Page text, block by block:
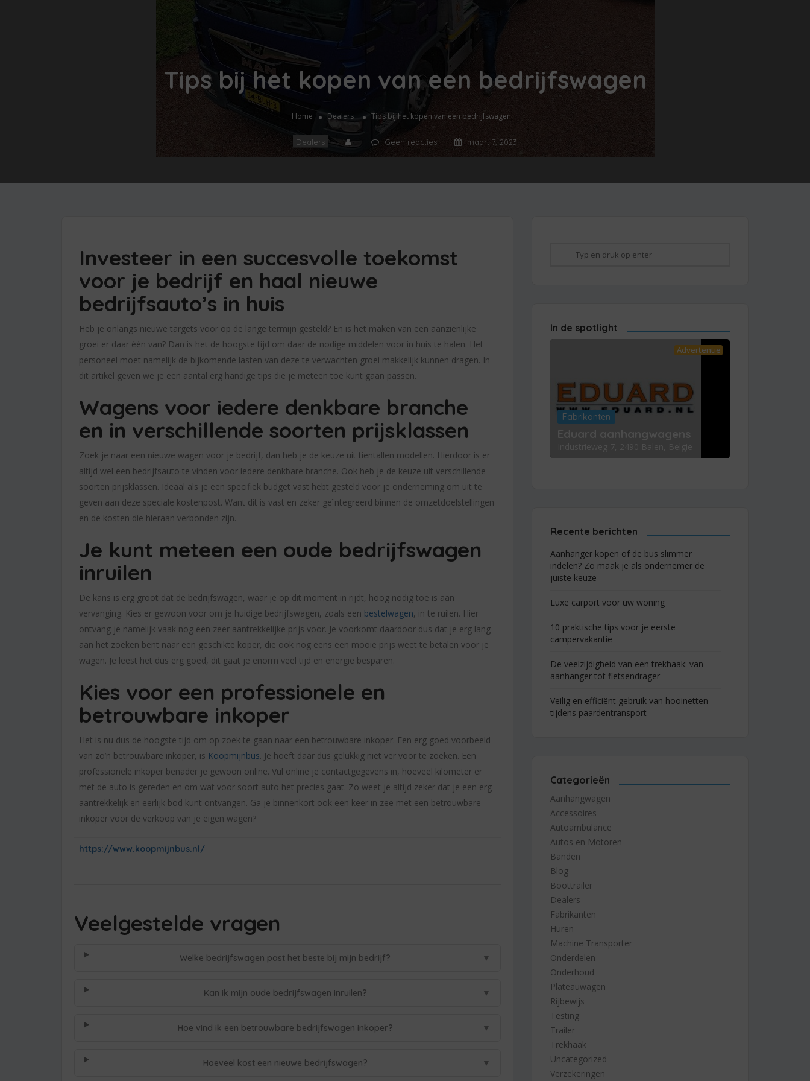
Tips bij het kopen van een bedrijfswagen
Home Dealers Tips bij het kopen van een bedrijfswagen
Dealers Geen reacties maart 7, 2023
Investeer in een succesvolle toekomst
voor je bedrijf en haal nieuwe
bedrijfsauto’s in huis
Heb je onlangs nieuwe targets voor op de lange termijn gesteld? En is het maken van een aanzienlijke
groei er daar één van? Dan is het de hoogste tijd om daar de nodige middelen voor in huis te halen. Het
personeel moet namelijk de bijkomende lasten van deze te verwachten groei makkelijk kunnen dragen. In
dit artikel geven we je een aantal erg handige tips die je meteen toe kunt gaan passen.
Wagens voor iedere denkbare branche
en in verschillende soorten prijsklassen
Zoek je naar een nieuwe wagen voor je bedrijf, dan heb je de keuze uit tientallen modellen. Hierdoor is er
altijd wel een bedrijfsauto te vinden voor iedere denkbare branche. Ook heb je de keuze uit verschillende
soorten prijsklassen. Ideaal als je een specifiek budget vast hebt gesteld voor je onderneming om uit te
geven aan deze speciale kostenpost. Want dit is vast en zeker geïntegreerd binnen de omzetdoelstellingen
en de kosten die hieraan verbonden zijn.
Je kunt meteen een oude bedrijfswagen
inruilen
De kans is erg groot dat de bedrijfswagen, waar je op dit moment in rijdt, hoog nodig toe is aan
vervanging. Kies er gewoon voor om je huidige bedrijfswagen, zoals een bestelwagen, in te ruilen. Hier
ontvang je namelijk vaak nog een zeer aantrekkelijke prijs voor. Je voorkomt daardoor dus dat je erg lang
aan het zoeken bent naar een geschikte koper, die ook nog eens een mooie prijs weet te betalen voor je
wagen. Je leest het dus erg goed, dit gaat je enorm veel tijd en energie besparen.
Kies voor een professionele en
betrouwbare inkoper
Het is nu dus de hoogste tijd om op zoek te gaan naar een betrouwbare inkoper. Een erg goed voorbeeld
van zo’n betrouwbare inkoper, is Koopmijnbus. Je hoeft daar dus gelukkig niet ver voor te zoeken. Een
professionele inkoper benader je gewoon online. Vul online je contactgegevens in, hoeveel kilometer er
met de auto is gereden en om wat voor soort auto het precies gaat. Zo weet je altijd zeker dat je een erg
aantrekkelijk en eerlijk bod kunt ontvangen. Ga je binnenkort ook een keer in zee met een betrouwbare
inkoper voor de verkoop van je eigen wagen?
https://www.koopmijnbus.nl/
Veelgestelde vragen
Welke bedrijfswagen past het beste bij mijn bedrijf? ▼
Kan ik mijn oude bedrijfswagen inruilen? ▼
Hoe vind ik een betrouwbare bedrijfswagen inkoper? ▼
Hoeveel kost een nieuwe bedrijfswagen? ▼
In de spotlight
Advertentie
Fabrikanten
Recente berichten
Aanhanger kopen of de bus slimmer
indelen? Zo maak je als ondernemer de
juiste keuze
Luxe carport voor uw woning
10 praktische tips voor je eerste
campervakantie
De veelzijdigheid van een trekhaak: van
aanhanger tot fietsendrager
Veilig en efficiënt gebruik van hooinetten
tijdens paardentransport
Categorieën
Aanhangwagen
Accessoires
Autoambulance
Autos en Motoren
Banden
Blog
Boottrailer
Dealers
Fabrikanten
Huren
Machine Transporter
Onderdelen
Onderhoud
Plateauwagen
Rijbewijs
Testing
Trailer
Trekhaak
Uncategorized
Verzekeringen